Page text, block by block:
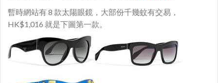
暫時網站有 8 款太陽眼鏡，大部份千幾蚊有交易，
HK$1,016 就是下圖第一款。